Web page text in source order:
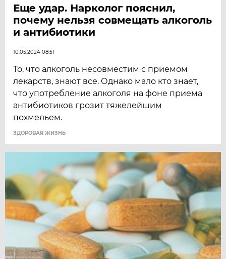
Еще удар. Нарколог пояснил,
почему нельзя совмещать алкоголь
и антибиотики
10.05.2024 08:51
То, что алкоголь несовместим с приемом
лекарств, знают все. Однако мало кто знает,
что употребление алкоголя на фоне приема
антибиотиков грозит тяжелейшим
похмельем.
ЗДОРОВАЯ ЖИЗНЬ